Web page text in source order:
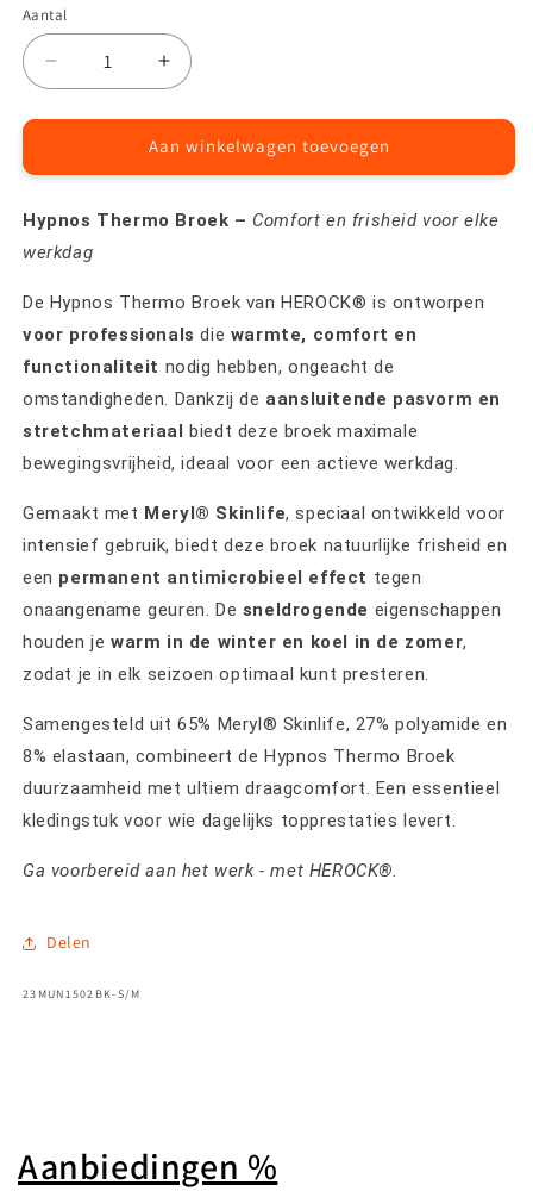
Aantal
Aantal
Aantal
verlagen
voor
thermo
Aantal
verhogen
voor
Hypnos
thermo
Aan winkelwagen toevoegen
Hypnos Thermo Broek – Comfort en frisheid voor elke
werkdag
De Hypnos Thermo Broek van HEROCK® is ontworpen
voor professionalsdie warmte, comfort en
functionaliteit nodig hebben, ongeacht de
omstandigheden. Dankzij de aansluitende pasvorm en
stretchmateriaal biedt deze broek maximale
bewegingsvrijheid, ideaal voor een actieve werkdag.
Gemaakt met Meryl® Skinlife, speciaal ontwikkeld voor
intensief gebruik, biedt deze broek natuurlijke frisheid en
een permanent antimicrobieel effect tegen
onaangename geuren. De sneldrogende eigenschappen
houden je warm in de winter en koel in de zomer,
zodat je in elk seizoen optimaal kunt presteren.
Samengesteld uit 65% Meryl® Skinlife, 27% polyamide en
8% elastaan, combineert de Hypnos Thermo Broek
duurzaamheid met ultiem draagcomfort. Een essentieel
kledingstuk voor wie dagelijks topprestaties levert.
Ga voorbereid aan het werk - met HEROCK®.
Delen
SKU:
23MUN1502BK-S/M
Aanbiedingen %